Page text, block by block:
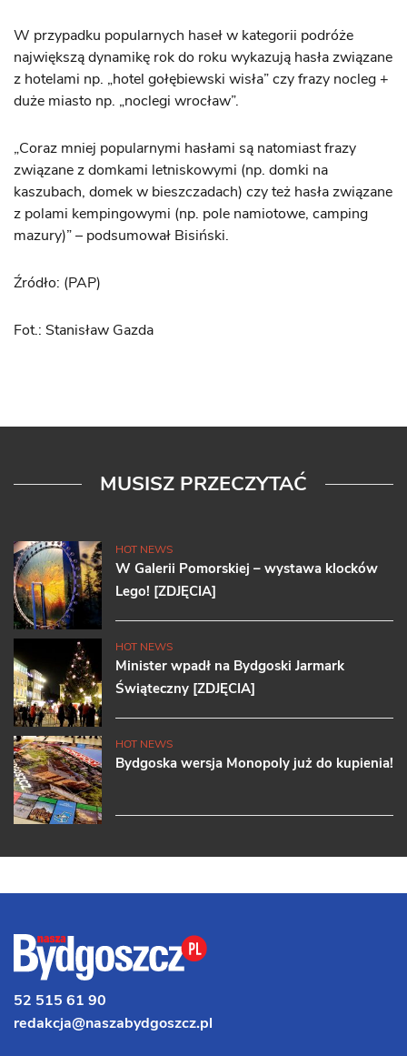
W przypadku popularnych haseł w kategorii podróże
największą dynamikę rok do roku wykazują hasła związane
z hotelami np. „hotel gołębiewski wisła” czy frazy nocleg +
duże miasto np. „noclegi wrocław”.
„Coraz mniej popularnymi hasłami są natomiast frazy
związane z domkami letniskowymi (np. domki na
kaszubach, domek w bieszczadach) czy też hasła związane
z polami kempingowymi (np. pole namiotowe, camping
mazury)” – podsumował Bisiński.
Źródło: (PAP)
Fot.: Stanisław Gazda
MUSISZ PRZECZYTAĆ
HOT NEWS
W Galerii Pomorskiej – wystawa klocków
Lego! [ZDJĘCIA]
HOT NEWS
Minister wpadł na Bydgoski Jarmark
Świąteczny [ZDJĘCIA]
HOT NEWS
Bydgoska wersja Monopoly już do kupienia!
52 515 61 90
redakcja@naszabydgoszcz.pl